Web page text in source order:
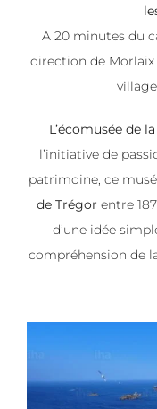
A 20 minutes du
direction de Morlaix
L’écomusée de
l’initiative de
patrimoine, ce
de Trégor entre
d’une idée
compréhension de